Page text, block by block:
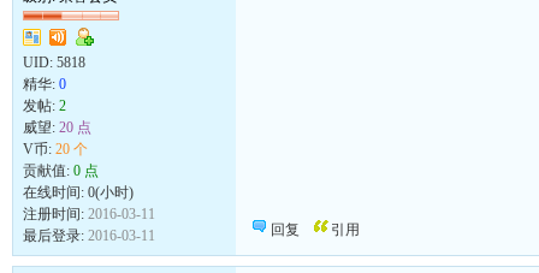
UID: 5818
精华: 0
发帖: 2
威望: 20 点
V币: 20 个
贡献值: 0 点
在线时间: 0(小时)
注册时间: 2016-03-11
最后登录: 2016-03-11 回复 引用